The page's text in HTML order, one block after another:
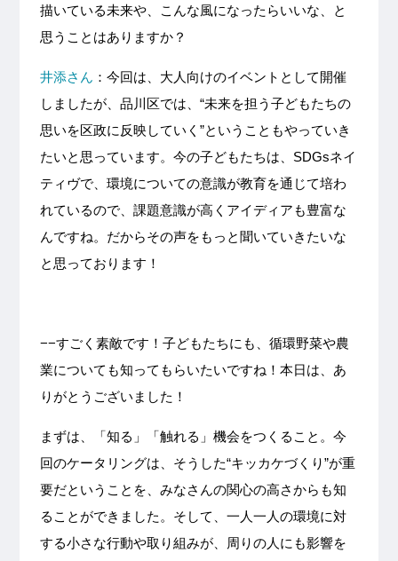
描いている未来や、こんな風になったらいいな、と
思うことはありますか？
井添さん ：今回は、大人向けのイベントとして開催
しましたが、品川区では、“未来を担う子どもたちの
思いを区政に反映していく”ということもやっていき
たいと思っています。今の子どもたちは、SDGsネイ
ティヴで、環境についての意識が教育を通じて培わ
れているので、課題意識が高くアイディアも豊富な
んですね。だからその声をもっと聞いていきたいな
と思っております！
−−すごく素敵です！子どもたちにも、循環野菜や農
業についても知ってもらいたいですね！本日は、あ
りがとうございました！
まずは、「知る」「触れる」機会をつくること。今
回のケータリングは、そうした“キッカケづくり”が重
要だということを、みなさんの関心の高さからも知
ることができました。そして、一人一人の環境に対
する小さな行動や取り組みが、周りの人にも影響を